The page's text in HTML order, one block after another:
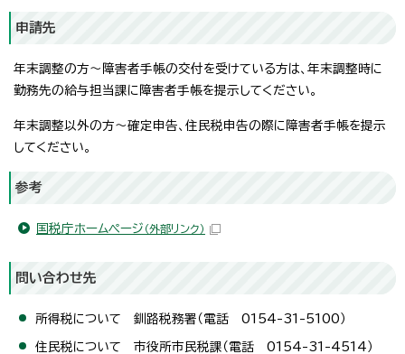
申請先
年末調整の方～障害者手帳の交付を受けている方は、年末調整時に
勤務先の給与担当課に障害者手帳を提示してください。
年末調整以外の方～確定申告、住民税申告の際に障害者手帳を提示
してください。
参考
国税庁ホームページ （外部リンク）
問い合わせ先
所得税について 釧路税務署（電話 0154-31-5100）
住民税について 市役所市民税課（電話 0154-31-4514）